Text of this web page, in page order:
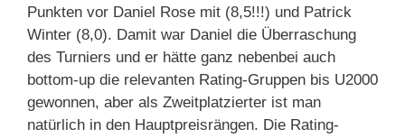
Punkten vor Daniel Rose mit (8,5!!!) und Patrick
Winter (8,0). Damit war Daniel die Überraschung
des Turniers und er hätte ganz nebenbei auch
bottom-up die relevanten Rating-Gruppen bis U2000
gewonnen, aber als Zweitplatzierter ist man
natürlich in den Hauptpreisrängen. Die Rating-